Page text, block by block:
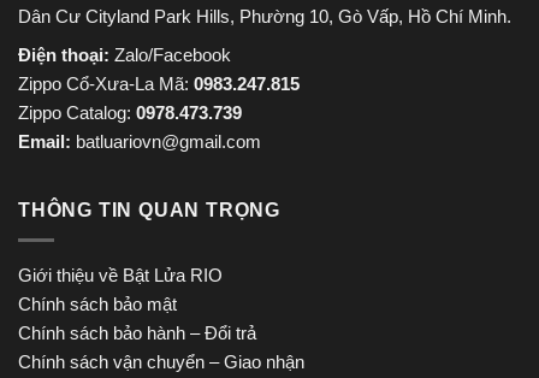
Dân Cư Cityland Park Hills, Phường 10, Gò Vấp, Hồ Chí Minh.
Điện thoại: Zalo/Facebook
Zippo Cổ-Xưa-La Mã: 0983.247.815
Zippo Catalog: 0978.473.739
Email: batluariovn@gmail.com
THÔNG TIN QUAN TRỌNG
Giới thiệu về Bật Lửa RIO
Chính sách bảo mật
Chính sách bảo hành – Đổi trả
Chính sách vận chuyển – Giao nhận